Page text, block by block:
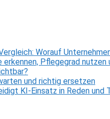
Worauf
erkennen, Pflegegrad
und richtig ersetzen
KI-Einsatz in Reden und